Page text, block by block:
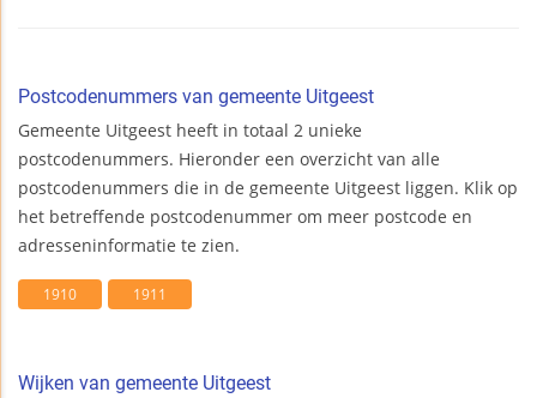
Postcodenummers van gemeente Uitgeest
Gemeente Uitgeest heeft in totaal 2 unieke
postcodenummers. Hieronder een overzicht van alle
postcodenummers die in de gemeente Uitgeest liggen. Klik op
het betreffende postcodenummer om meer postcode en
adresseninformatie te zien.
1910 1911
Wijken van gemeente Uitgeest